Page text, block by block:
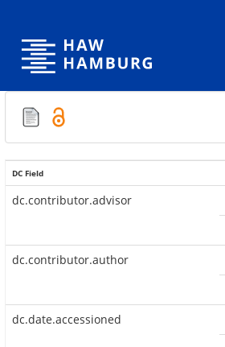
DC Field
dc.contributor.advisor
dc.contributor.author
dc.date.accessioned